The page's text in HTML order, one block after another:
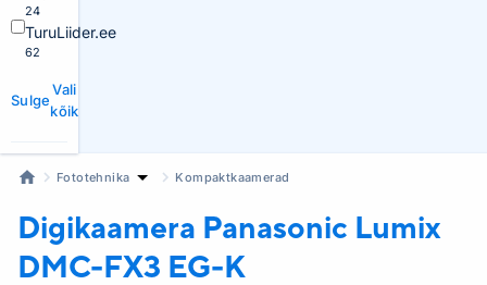
24
TuruLiider.ee
62
Sulge
Vali
kõik
Fototehnika Kompaktkaamerad
Digikaamera Panasonic Lumix
DMC-FX3 EG-K